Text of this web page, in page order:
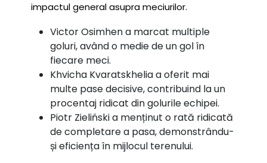
impactul general asupra meciurilor.
Victor Osimhen a marcat multiple
goluri, având o medie de un gol în
fiecare meci.
Khvicha Kvaratskhelia a oferit mai
multe pase decisive, contribuind la un
procentaj ridicat din golurile echipei.
Piotr Zieliński a menținut o rată ridicată
de completare a pasa, demonstrându-
și eficiența în mijlocul terenului.